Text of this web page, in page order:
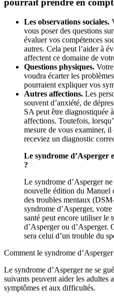
pourrait prendre en
Les observations sociales.
vous poser des questions
évaluer vos compétences
autres. Cela peut l’aider à
affectent ce domaine de
Questions physiques.
voudra écarter les
pourraient expliquer vos
Autres affections. Les
souvent d’anxiété, de
SA peut être diagnostiquée
affections. Toutefois,
mesure de vous examiner,
receviez un diagnostic
Le syndrome d’Asperger
?
Le syndrome d’Asperger
nouvelle édition du Manuel
des troubles mentaux
syndrome d’Asperger,
santé peut encore utiliser le
d’Asperger ou d’Asperger.
sera celui d’un trouble du
Comment le syndrome
Le syndrome d’Asperger ne se
suivants peuvent aider les adultes
symptômes et aux difficultés.